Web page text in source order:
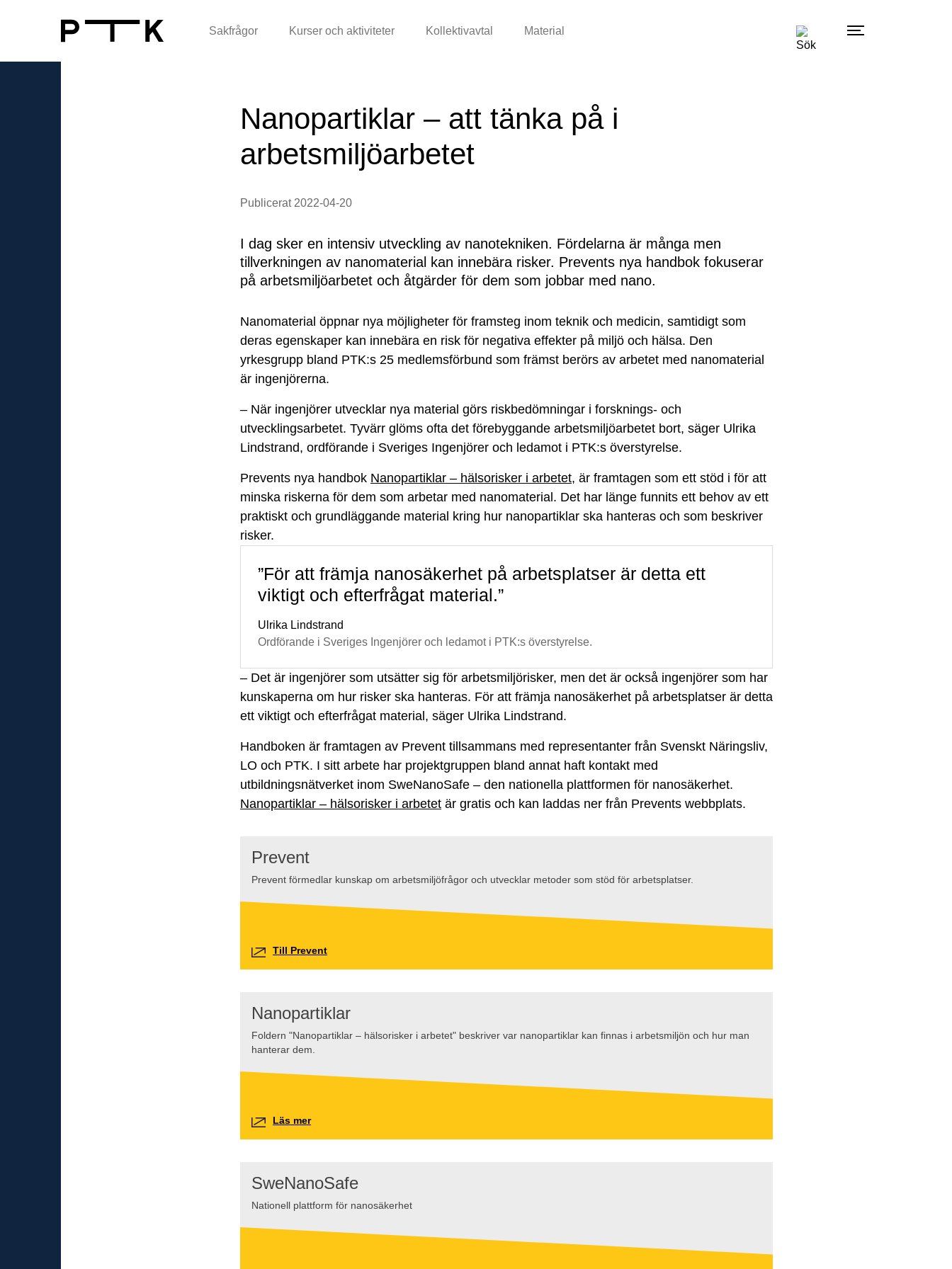
Sakfrågor Kurser och aktiviteter Kollektivavtal Material
Nanopartiklar – att tänka på i
arbetsmiljöarbetet
Publicerat 2022-04-20
I dag sker en intensiv utveckling av nanotekniken. Fördelarna är många men
tillverkningen av nanomaterial kan innebära risker. Prevents nya handbok fokuserar
på arbetsmiljöarbetet och åtgärder för dem som jobbar med nano.
Nanomaterial öppnar nya möjligheter för framsteg inom teknik och medicin, samtidigt som
deras egenskaper kan innebära en risk för negativa effekter på miljö och hälsa. Den
yrkesgrupp bland PTK:s 25 medlemsförbund som främst berörs av arbetet med nanomaterial
är ingenjörerna.
– När ingenjörer utvecklar nya material görs riskbedömningar i forsknings- och
utvecklingsarbetet. Tyvärr glöms ofta det förebyggande arbetsmiljöarbetet bort, säger Ulrika
Lindstrand, ordförande i Sveriges Ingenjörer och ledamot i PTK:s överstyrelse.
Prevents nya handbok Nanopartiklar – hälsorisker i arbetet, är framtagen som ett stöd i för att
minska riskerna för dem som arbetar med nanomaterial. Det har länge funnits ett behov av ett
praktiskt och grundläggande material kring hur nanopartiklar ska hanteras och som beskriver
risker.
”För att främja nanosäkerhet på arbetsplatser är detta ett
viktigt och efterfrågat material.”
Ulrika Lindstrand
Ordförande i Sveriges Ingenjörer och ledamot i PTK:s överstyrelse.
– Det är ingenjörer som utsätter sig för arbetsmiljörisker, men det är också ingenjörer som har
kunskaperna om hur risker ska hanteras. För att främja nanosäkerhet på arbetsplatser är detta
ett viktigt och efterfrågat material, säger Ulrika Lindstrand.
Handboken är framtagen av Prevent tillsammans med representanter från Svenskt Näringsliv,
LO och PTK. I sitt arbete har projektgruppen bland annat haft kontakt med
utbildningsnätverket inom SweNanoSafe – den nationella plattformen för nanosäkerhet.
Nanopartiklar – hälsorisker i arbetet är gratis och kan laddas ner från Prevents webbplats.
Prevent
Prevent förmedlar kunskap om arbetsmiljöfrågor och utvecklar metoder som stöd för arbetsplatser.
Till Prevent
Nanopartiklar
Foldern "Nanopartiklar – hälsorisker i arbetet" beskriver var nanopartiklar kan finnas i arbetsmiljön och hur man
hanterar dem.
Läs mer
SweNanoSafe
Nationell plattform för nanosäkerhet